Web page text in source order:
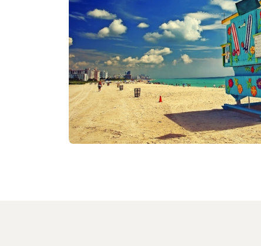
Keine
WhatsApp
per E-Mail
Nicht erneut fragen